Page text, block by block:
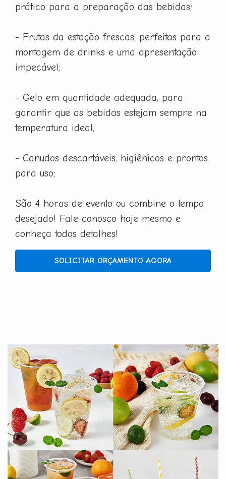
prático para a preparação das bebidas;
- Frutas da estação frescas, perfeitas para a
montagem de drinks e uma apresentação
impecável;
- Gelo em quantidade adequada, para
garantir que as bebidas estejam sempre na
temperatura ideal;
- Canudos descartáveis, higiênicos e prontos
para uso;
São 4 horas de evento ou combine o tempo
desejado! Fale conosco hoje mesmo e
conheça todos detalhes!
SOLICITAR ORÇAMENTO AGORA